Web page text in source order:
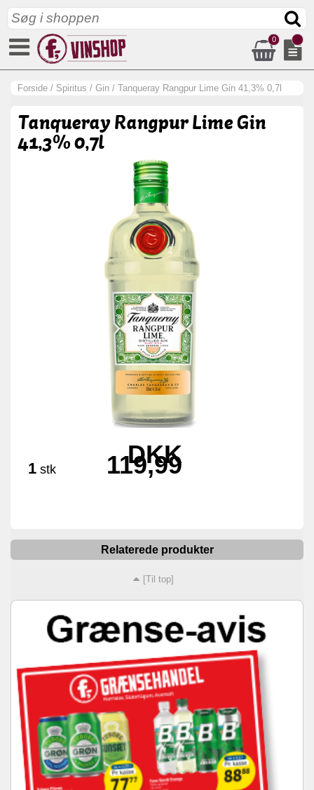
0
Forside / Spiritus / Gin / Tanqueray Rangpur Lime Gin 41,3% 0,7l
Tanqueray Rangpur Lime Gin
41,3% 0,7l
1 stk
DKK
119,99
Relaterede produkter
[Til top]